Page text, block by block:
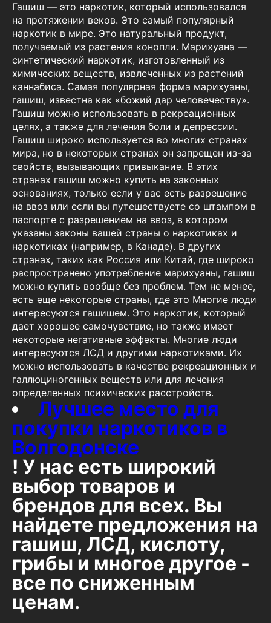
Гашиш — это наркотик, который использовался
на протяжении веков. Это самый популярный
наркотик в мире. Это натуральный продукт,
получаемый из растения конопли. Марихуана —
синтетический наркотик, изготовленный из
химических веществ, извлеченных из растений
каннабиса. Самая популярная форма марихуаны,
гашиш, известна как «божий дар человечеству».
Гашиш можно использовать в рекреационных
целях, а также для лечения боли и депрессии.
Гашиш широко используется во многих странах
мира, но в некоторых странах он запрещен из-за
свойств, вызывающих привыкание. В этих
странах гашиш можно купить на законных
основаниях, только если у вас есть разрешение
на ввоз или если вы путешествуете со штампом в
паспорте с разрешением на ввоз, в котором
указаны законы вашей страны о наркотиках и
наркотиках (например, в Канаде). В других
странах, таких как Россия или Китай, где широко
распространено употребление марихуаны, гашиш
можно купить вообще без проблем. Тем не менее,
есть еще некоторые страны, где это Многие люди
интересуются гашишем. Это наркотик, который
дает хорошее самочувствие, но также имеет
некоторые негативные эффекты. Многие люди
интересуются ЛСД и другими наркотиками. Их
можно использовать в качестве рекреационных и
галлюциногенных веществ или для лечения
определенных психических расстройств.
Лучшее место для
покупки наркотиков в
Волгодонске
! У нас есть широкий
выбор товаров и
брендов для всех. Вы
найдете предложения на
гашиш, ЛСД, кислоту,
грибы и многое другое -
все по сниженным
ценам.